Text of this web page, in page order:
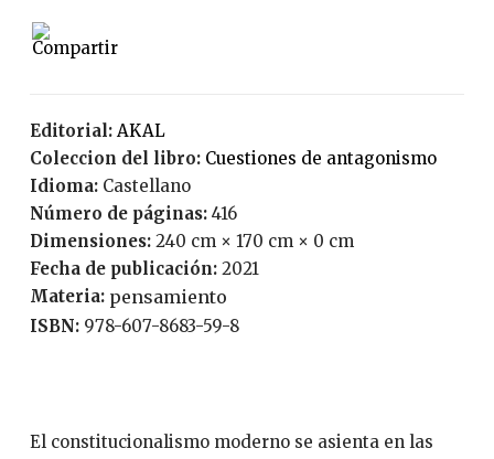
Editorial:
AKAL
Coleccion del libro:
Cuestiones de antagonismo
Idioma:
Castellano
Número de páginas:
416
Dimensiones: 240 cm × 170 cm × 0 cm
Fecha de publicación:
2021
Materia: pensamiento
ISBN: 978-607-8683-59-8
El constitucionalismo moderno se asienta en las